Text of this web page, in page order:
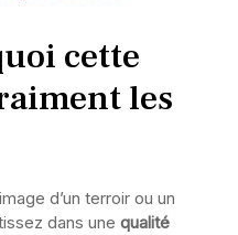
cette
les
d’un terroir ou un
dans une qualité